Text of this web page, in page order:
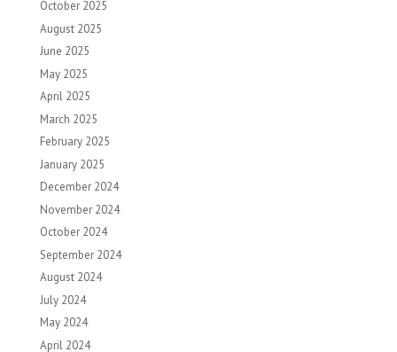
October 2025
August 2025
June 2025
May 2025
April 2025
March 2025
February 2025
January 2025
December 2024
November 2024
October 2024
September 2024
August 2024
July 2024
May 2024
April 2024